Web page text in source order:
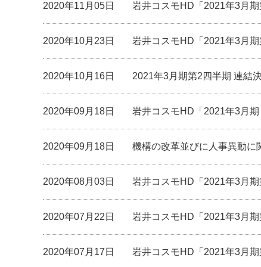
2020年11月05日 岩井コスモHD「2021年3月
2020年10月23日 岩井コスモHD「2021年3月
2020年10月16日 2021年3月期第2四半期 連結
2020年09月18日 岩井コスモHD「2021年3月
2020年09月18日 機構の改革並びに人事異動に
2020年08月03日 岩井コスモHD「2021年3月
2020年07月22日 岩井コスモHD「2021年3月
2020年07月17日 岩井コスモHD「2021年3月